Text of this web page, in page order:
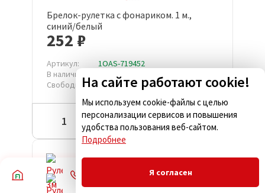
Брелок-рулетка с фонариком. 1 м.,
синий/белый
252 ₽
Артикул:
1OAS-719452
В наличии:
8 029 шт
Свободно:
4 379 шт
Купить
На сайте работают cookie!
Мы используем cookie-файлы с целью
персонализации сервисов и повышения
удобства пользования веб-сайтом.
Подробнее
Я согласен